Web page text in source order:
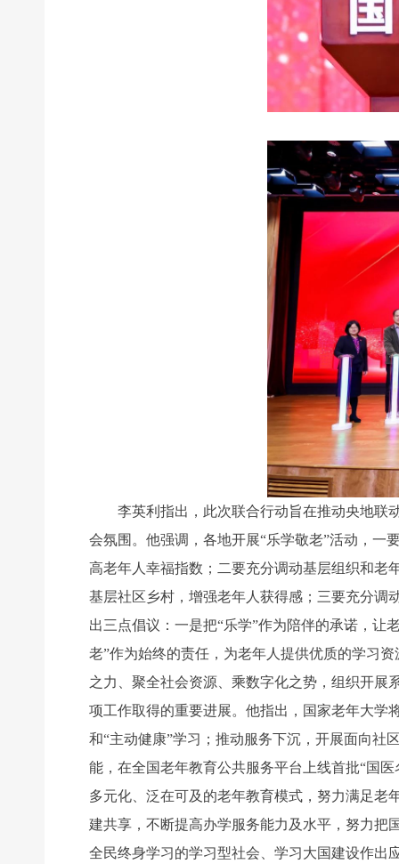
李英利指出，此次联合行动旨在推动央地联动
会氛围。他强调，各地开展“乐学敬老”活动，一
高老年人幸福指数；二要充分调动基层组织和老
基层社区乡村，增强老年人获得感；三要充分调
出三点倡议：一是把“乐学”作为陪伴的承诺，让
老”作为始终的责任，为老年人提供优质的学习
之力、聚全社会资源、乘数字化之势，组织开展
项工作取得的重要进展。他指出，国家老年大学
和“主动健康”学习；推动服务下沉，开展面向社
能，在全国老年教育公共服务平台上线首批“国
多元化、泛在可及的老年教育模式，努力满足老
建共享，不断提高办学服务能力及水平，努力把
全民终身学习的学习型社会、学习大国建设作出